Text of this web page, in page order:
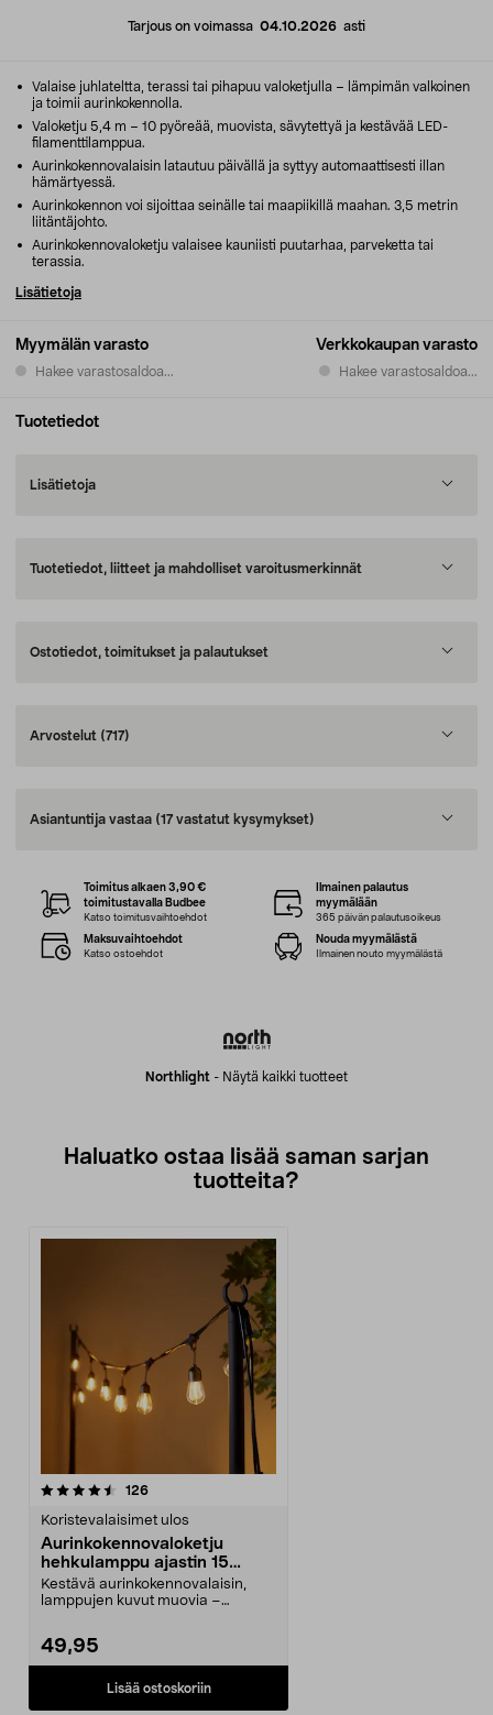
Tarjous on voimassa 04.10.2026 asti
Myymälän varasto
Hakee varastosaldoa...
Verkkokaupan varasto
Hakee varastosaldoa...
Valaise juhlateltta, terassi tai pihapuu valoketjulla – lämpimän valkoinen
ja toimii aurinkokennolla.
Valoketju 5,4 m – 10 pyöreää, muovista, sävytettyä ja kestävää LED-
filamenttilamppua.
Aurinkokennovalaisin latautuu päivällä ja syttyy automaattisesti illan
hämärtyessä.
Aurinkokennon voi sijoittaa seinälle tai maapiikillä maahan. 3,5 metrin
liitäntäjohto.
Aurinkokennovaloketju valaisee kauniisti puutarhaa, parveketta tai
terassia.
Lisätietoja
Tuotetiedot
Lisätietoja
Tuotetiedot, liitteet ja mahdolliset varoitusmerkinnät
Ostotiedot, toimitukset ja palautukset
Arvostelut (717)
Asiantuntija vastaa (17 vastatut kysymykset)
Northlight - Näytä kaikki tuotteet
Toimitus alkaen 3,90 €
toimitustavalla Budbee
Katso toimitusvaihtoehdot
Ilmainen palautus
myymälään
365 päivän palautusoikeus
Maksuvaihtoehdot
Katso ostoehdot
Nouda myymälästä
Ilmainen nouto myymälästä
Haluatko ostaa lisää saman sarjan
tuotteita?
126arvostelut
Koristevalaisimet ulos
Aurinkokennovaloketju
hehkulamppu ajastin 15
lamppua 11 m
Kestävä aurinkokennovalaisin,
lamppujen kuvut muovia –
49,95
Lisää ostoskoriin